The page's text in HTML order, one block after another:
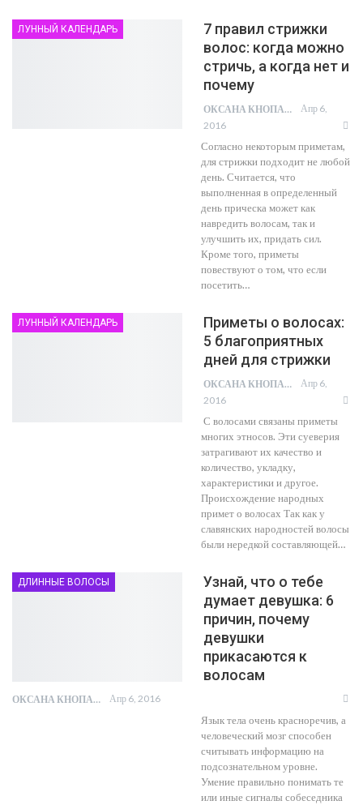
ЛУННЫЙ КАЛЕНДАРЬ
7 правил стрижки
волос: когда можно
стричь, а когда нет и
почему
ОКСАНА КНОПА
Апр 6,
2016
Согласно некоторым приметам,
для стрижки подходит не любой
день. Считается, что
выполненная в определенный
день прическа может как
навредить волосам, так и
улучшить их, придать сил.
Кроме того, приметы
повествуют о том, что если
посетить…
ЛУННЫЙ КАЛЕНДАРЬ
Приметы о волосах:
5 благоприятных
дней для стрижки
ОКСАНА КНОПА
Апр 6,
2016
С волосами связаны приметы
многих этносов. Эти суеверия
затрагивают их качество и
количество, укладку,
характеристики и другое.
Происхождение народных
примет о волосах Так как у
славянских народностей волосы
были нередкой составляющей…
ДЛИННЫЕ ВОЛОСЫ
Узнай, что о тебе
думает девушка: 6
причин, почему
девушки
прикасаются к
волосам
ОКСАНА КНОПА Апр 6, 2016
Язык тела очень красноречив, а
человеческий мозг способен
считывать информацию на
подсознательном уровне.
Умение правильно понимать те
или иные сигналы собеседника